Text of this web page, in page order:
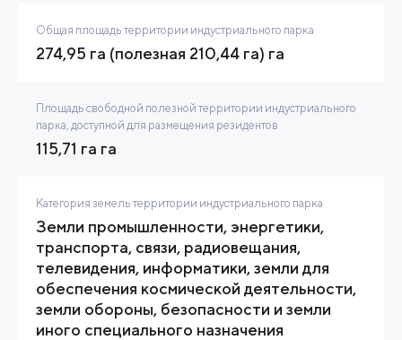
Общая площадь территории индустриального парка
274,95 га (полезная 210,44 га) га
Площадь свободной полезной территории индустриального
парка, доступной для размещения резидентов
115,71 га га
Категория земель территории индустриального парка
Земли промышленности, энергетики,
транспорта, связи, радиовещания,
телевидения, информатики, земли для
обеспечения космической деятельности,
земли обороны, безопасности и земли
иного специального назначения